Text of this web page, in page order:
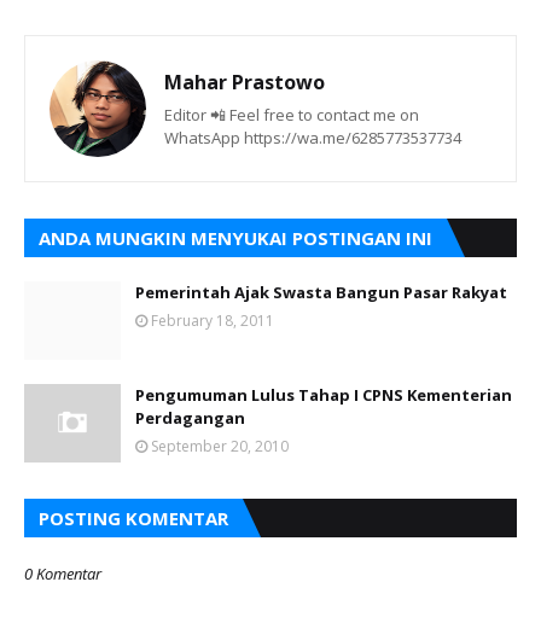
Mahar Prastowo
Editor 📲 Feel free to contact me on
WhatsApp https://wa.me/6285773537734
ANDA MUNGKIN MENYUKAI POSTINGAN INI
Pemerintah Ajak Swasta Bangun Pasar Rakyat
February 18, 2011
Pengumuman Lulus Tahap I CPNS Kementerian
Perdagangan
September 20, 2010
POSTING KOMENTAR
0 Komentar